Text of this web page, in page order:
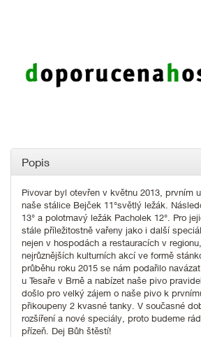
Popis
Pivovar byl otevřen v květnu 2013, prvním
naše stálice Bejček 11°světlý ležák.
13° a polotmavý ležák Pacholek 12°. Pro
stále příležitostně vařeny jako i další
nejen v hospodách a restauracích v
nejrůznějších kulturních akcí ve formě
průběhu roku 2015 se nám podařilo
u Tesaře v Brně a nabízet naše pivo
došlo pro velký zájem o naše pivo k
přikoupeny 2 kvasné tanky. V současné
rozšíření a nové speciály, proto budeme
přízeň. Dej Bůh štěstí!